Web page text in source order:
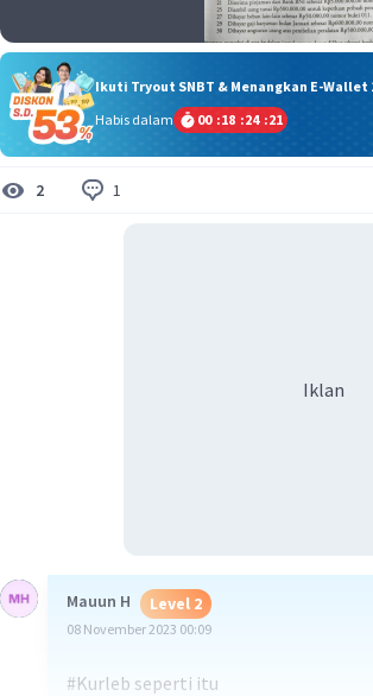
Ikuti Tryout SNBT & Menangkan E-Wallet
Habis dalam
00 :18 :24 :20
2 1
Iklan
Mauun H Level 2
08 November 2023 00:09
#Kurleb seperti itu